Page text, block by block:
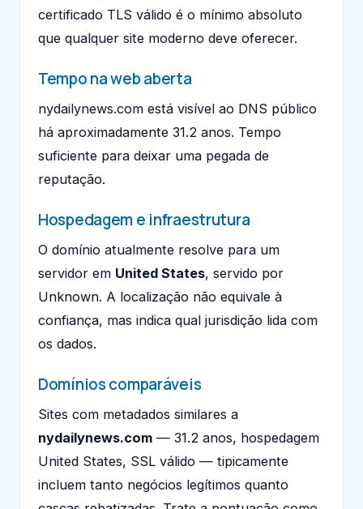
certificado TLS válido é o mínimo absoluto
que qualquer site moderno deve oferecer.
Tempo na web aberta
nydailynews.com está visível ao DNS público
há aproximadamente 31.2 anos. Tempo
suficiente para deixar uma pegada de
reputação.
Hospedagem e infraestrutura
O domínio atualmente resolve para um
servidor em United States, servido por
Unknown. A localização não equivale à
confiança, mas indica qual jurisdição lida com
os dados.
Domínios comparáveis
Sites com metadados similares a
nydailynews.com — 31.2 anos, hospedagem
United States, SSL válido — tipicamente
incluem tanto negócios legítimos quanto